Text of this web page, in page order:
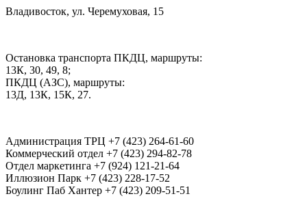
Владивосток, ул. Черемуховая, 15
Остановка транспорта ПКДЦ, маршруты:
13К, 30, 49, 8;
ПКДЦ (АЗС), маршруты:
13Д, 13К, 15К, 27.
Администрация ТРЦ +7 (423) 264-61-60
Коммерческий отдел +7 (423) 294-82-78
Отдел маркетинга +7 (924) 121-21-64
Иллюзион Парк +7 (423) 228-17-52
Боулинг Паб Хантер +7 (423) 209-51-51